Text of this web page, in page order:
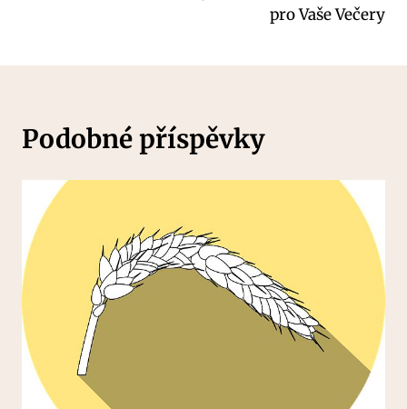
pro Vaše Večery
Podobné příspěvky